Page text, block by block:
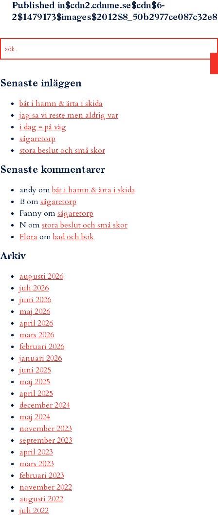
Published in$cdn2.cdnme.se$cdn$6-
Senaste inläggen
båt i hamn & ärta i skida
jag sa vi reste men aldrig var
i dag = på väg
sågaretorp
stora beslut och små skor
Senaste kommentarer
andyombåt i hamn & ärta i skida
B omsågaretorp
Fannyomsågaretorp
Nomstora beslut och små skor
Flora ombad och bok
Arkiv
augusti 2026
juli 2026
juni 2026
maj 2026
april 2026
mars 2026
februari 2026
januari 2026
juni 2025
maj 2025
april 2025
december 2024
maj 2024
november 2023
september 2023
april 2023
mars 2023
februari 2023
november 2022
augusti 2022
juli 2022